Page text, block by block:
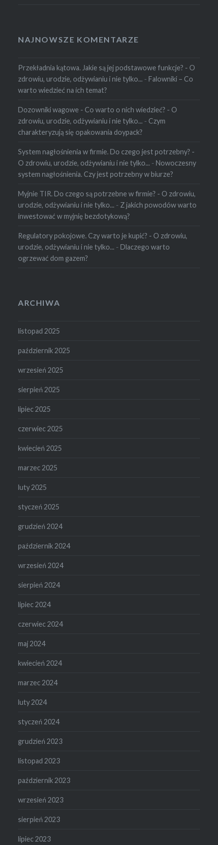
NAJNOWSZE KOMENTARZE
Przekładnia kątowa. Jakie są jej podstawowe funkcje? - O
zdrowiu, urodzie, odżywianiu i nie tylko... -Falowniki – Co
warto wiedzieć na ich temat?
Dozowniki wagowe - Co warto o nich wiedzieć? - O
zdrowiu, urodzie, odżywianiu i nie tylko... - Czym
charakteryzują się opakowania doypack?
System nagłośnienia w firmie. Do czego jest potrzebny? -
O zdrowiu, urodzie, odżywianiu i nie tylko... -Nowoczesny
system nagłośnienia. Czy jest potrzebny w biurze?
Myjnie TIR. Do czego są potrzebne w firmie? - O zdrowiu,
urodzie, odżywianiu i nie tylko... - Z jakich powodów warto
inwestować w myjnię bezdotykową?
Regulatory pokojowe. Czy warto je kupić? - O zdrowiu,
urodzie, odżywianiu i nie tylko... -Dlaczego warto
ogrzewać dom gazem?
ARCHIWA
listopad 2025
październik 2025
wrzesień 2025
sierpień 2025
lipiec 2025
czerwiec 2025
kwiecień 2025
marzec 2025
luty 2025
styczeń 2025
grudzień 2024
październik 2024
wrzesień 2024
sierpień 2024
lipiec 2024
czerwiec 2024
maj 2024
kwiecień 2024
marzec 2024
luty 2024
styczeń 2024
grudzień 2023
listopad 2023
październik 2023
wrzesień 2023
sierpień 2023
lipiec 2023